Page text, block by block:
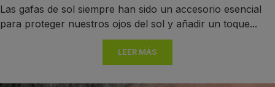
Las gafas de sol siempre han sido un accesorio esencial
para proteger nuestros ojos del sol y añadir un toque...
LEER MÁS